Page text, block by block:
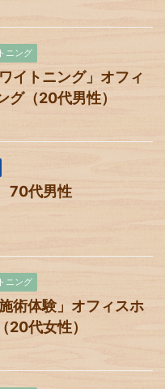
ニング
イトニング」オフィ
グ（20代男性）
70代男性
ニング
術体験」オフィスホ
20代女性）